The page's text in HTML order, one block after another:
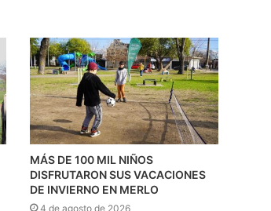
MÁS DE 100 MIL NIÑOS
DISFRUTARON SUS VACACIONES
DE INVIERNO EN MERLO
4 de agosto de 2026